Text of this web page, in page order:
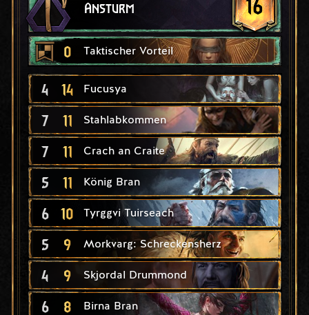
Ansturm 16
0 Taktischer Vorteil
4 14 Fucusya
7 11 Stahlabkommen
7 11 Crach an Craite
5 11 König Bran
6 10 Tyrggvi Tuirseach
5 9 Morkvarg: Schreckensherz
4 9 Skjordal Drummond
6 8 Birna Bran